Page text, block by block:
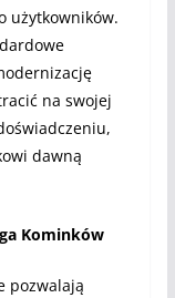
użytkowników.
na swojej
dawną
Kominków
pozwalają